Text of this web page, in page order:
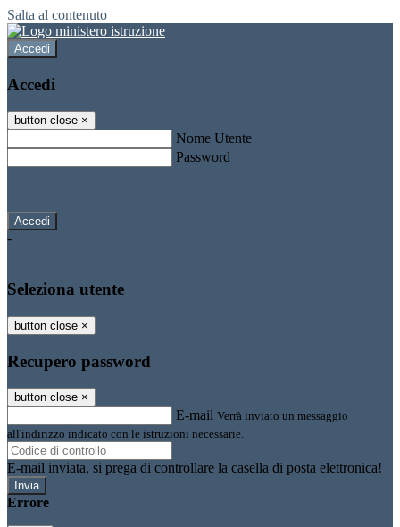
Salta al contenuto
Accedi
Accedi
button close ×
Nome Utente
Password
-
Seleziona utente
button close ×
Recupero password
button close ×
E-mail Verrà inviato un messaggio
all'indirizzo indicato con le istruzioni necessarie.
E-mail inviata, si prega di controllare la casella di posta elettronica!
Errore